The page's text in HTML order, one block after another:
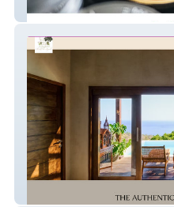
Debellotte Global